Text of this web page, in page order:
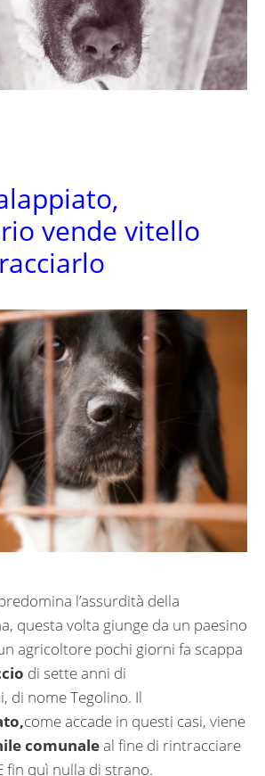
vende vitello
l’assurdità della
questa volta giunge da un paesino
agricoltore pochi giorni fa scappa
di sette anni di
di nome Tegolino. Il
come accade in questi casi, viene
comunaleal fine di rintracciare
fin quì nulla di strano.